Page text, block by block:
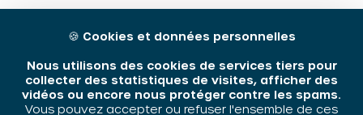
🍪 Cookies et données personnelles
Nous utilisons des cookies de services tiers pour
collecter des statistiques de visites, afficher des
vidéos ou encore nous protéger contre les spams.
Vous pouvez accepter ou refuser l'ensemble de ces